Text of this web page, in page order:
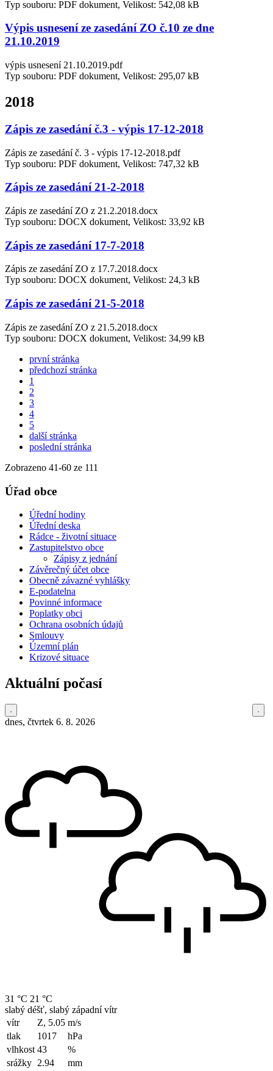
Typ souboru: PDF dokument, Velikost: 542,08 kB
Výpis usnesení ze zasedání ZO č.10 ze dne
21.10.2019
výpis usnesení 21.10.2019.pdf
Typ souboru: PDF dokument, Velikost: 295,07 kB
2018
Zápis ze zasedání č.3 - výpis 17-12-2018
Zápis ze zasedání č. 3 - výpis 17-12-2018.pdf
Typ souboru: PDF dokument, Velikost: 747,32 kB
Zápis ze zasedání 21-2-2018
Zápis ze zasedání ZO z 21.2.2018.docx
Typ souboru: DOCX dokument, Velikost: 33,92 kB
Zápis ze zasedání 17-7-2018
Zápis ze zasedání ZO z 17.7.2018.docx
Typ souboru: DOCX dokument, Velikost: 24,3 kB
Zápis ze zasedání 21-5-2018
Zápis ze zasedání ZO z 21.5.2018.docx
Typ souboru: DOCX dokument, Velikost: 34,99 kB
první stránka
předchozí stránka
1
2
3
4
5
další stránka
poslední stránka
Zobrazeno 41-60 ze 111
Úřad obce
Úřední hodiny
Úřední deska
Rádce - životní situace
Zastupitelstvo obce
Zápisy z jednání
Závěrečný účet obce
Obecně závazné vyhlášky
E-podatelna
Povinné informace
Poplatky obci
Ochrana osobních údajů
Smlouvy
Územní plán
Krizové situace
Aktuální počasí
dnes, čtvrtek 6. 8. 2026
31 °C 21 °C
slabý déšť, slabý západní vítr
vítr
Z, 5.05 m/s
tlak
1017
hPa
vlhkost 43
%
srážky 2.94
mm